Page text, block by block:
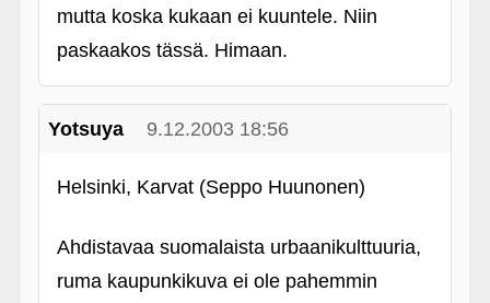
mutta koska kukaan ei kuuntele. Niin
paskaakos tässä. Himaan.
Yotsuya 9.12.2003 18:56
Helsinki, Karvat (Seppo Huunonen)
Ahdistavaa suomalaista urbaanikulttuuria,
ruma kaupunkikuva ei ole pahemmin